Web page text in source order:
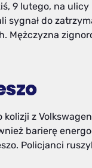
9 lutego, na
sygnał do
Mężczyzna
z
barierę
Policjanci